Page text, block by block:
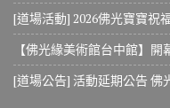
[道場活動] 2026佛光寶寶祝
【佛光緣美術館台中館】開
[道場公告] 活動延期公告 佛